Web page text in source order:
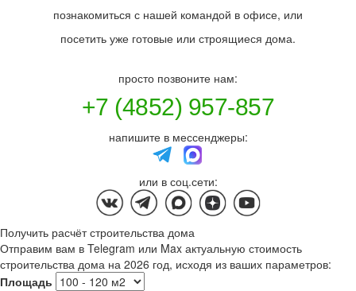
познакомиться с нашей командой в офисе, или
посетить уже готовые или строящиеся дома.
просто позвоните нам:
+7 (4852) 957-857
напишите в мессенджеры:
или в соц.сети:
Получить расчёт строительства дома
Отправим вам в Telegram или Max актуальную стоимость
строительства дома на 2026 год, исходя из ваших параметров:
Площадь